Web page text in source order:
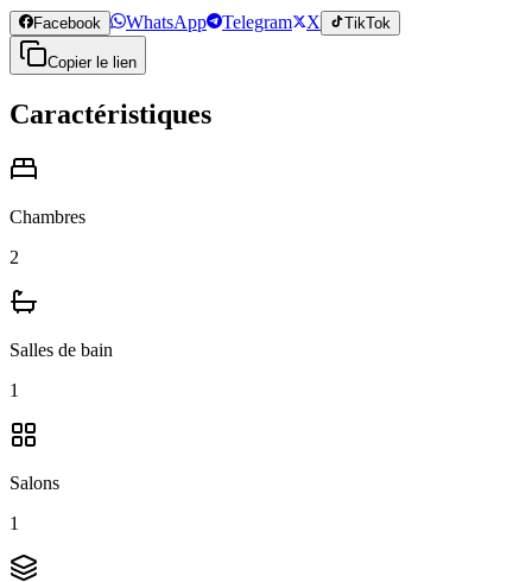
Facebook WhatsApp Telegram X TikTok
Copier le lien
Caractéristiques
Chambres
2
Salles de bain
1
Salons
1